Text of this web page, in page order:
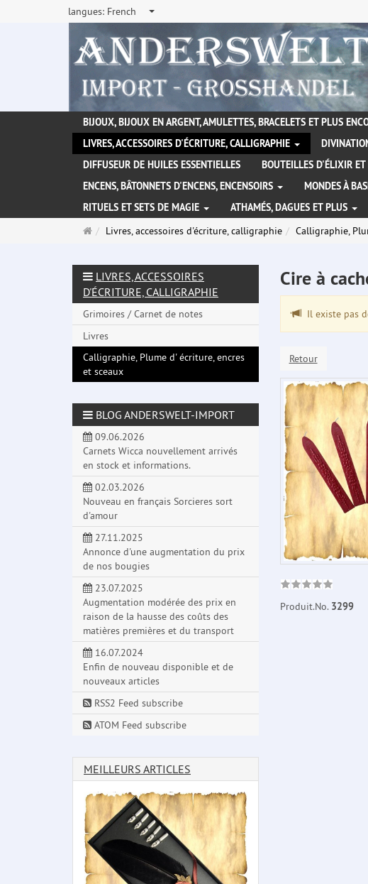
langues: French
BIJOUX, BIJOUX EN ARGENT, AMULETTES, BRACELETS ET PLUS
LIVRES, ACCESSOIRES D'ÉCRITURE, CALLIGRAPHIE
DIFFUSEUR DE HUILES ESSENTIELLES
BOUTEILLES D'ÉLIXIR
ENCENS, BÂTONNETS D'ENCENS, ENCENSOIRS
MONDES À
RITUELS ET SETS DE MAGIE
ATHAMÉS, DAGUES ET PLUS
PageLivres, accessoires d'écriture, calligraphie Calligraphie,
Cire à
Il existe pas
Retour
Produit.No. 3299
LIVRES, ACCESSOIRES
D'ÉCRITURE, CALLIGRAPHIE
Grimoires / Carnet de notes
Livres
Calligraphie, Plume d' écriture, encres
et sceaux
BLOG ANDERSWELT-IMPORT
09.06.2026
Carnets Wicca nouvellement arrivés
en stock et informations.
02.03.2026
Nouveau en français Sorcieres sort
d'amour
27.11.2025
Annonce d'une augmentation du prix
de nos bougies
23.07.2025
Augmentation modérée des prix en
raison de la hausse des coûts des
matières premières et du transport
16.07.2024
Enfin de nouveau disponible et de
nouveaux articles
RSS2 Feed subscribe
ATOM Feed subscribe
MEILLEURS ARTICLES